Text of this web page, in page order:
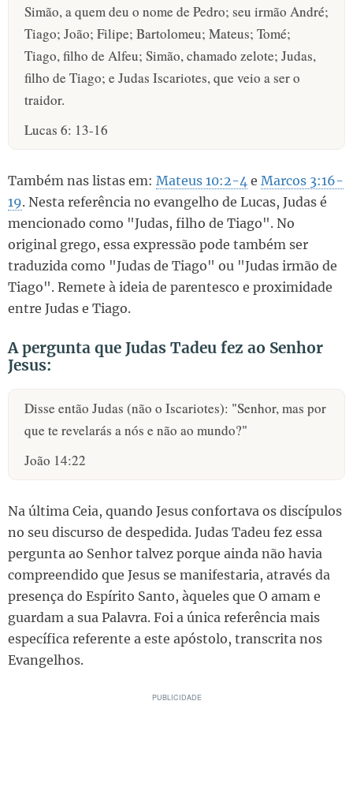
Simão, a quem deu o nome de Pedro; seu irmão André;
Tiago; João; Filipe; Bartolomeu; Mateus; Tomé;
Tiago, filho de Alfeu; Simão, chamado zelote; Judas,
filho de Tiago; e Judas Iscariotes, que veio a ser o
traidor.
Lucas 6: 13-16
Também nas listas em: Mateus 10:2-4 e Marcos 3:16-
19. Nesta referência no evangelho de Lucas, Judas é
mencionado como "Judas, filho de Tiago". No
original grego, essa expressão pode também ser
traduzida como "Judas de Tiago" ou "Judas irmão de
Tiago". Remete à ideia de parentesco e proximidade
entre Judas e Tiago.
A pergunta que Judas Tadeu fez ao Senhor
Jesus:
Disse então Judas (não o Iscariotes): "Senhor, mas por
que te revelarás a nós e não ao mundo?"
João 14:22
Na última Ceia, quando Jesus confortava os discípulos
no seu discurso de despedida. Judas Tadeu fez essa
pergunta ao Senhor talvez porque ainda não havia
compreendido que Jesus se manifestaria, através da
presença do Espírito Santo, àqueles que O amam e
guardam a sua Palavra. Foi a única referência mais
específica referente a este apóstolo, transcrita nos
Evangelhos.